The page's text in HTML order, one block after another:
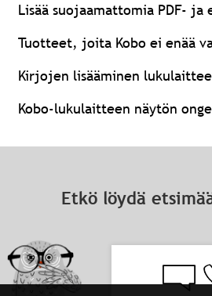
Lisää suojaamattomia PDF-
Tuotteet, joita Kobo ei enää
Kirjojen lisääminen
Kobo-lukulaitteen näytön
Etkö löydä